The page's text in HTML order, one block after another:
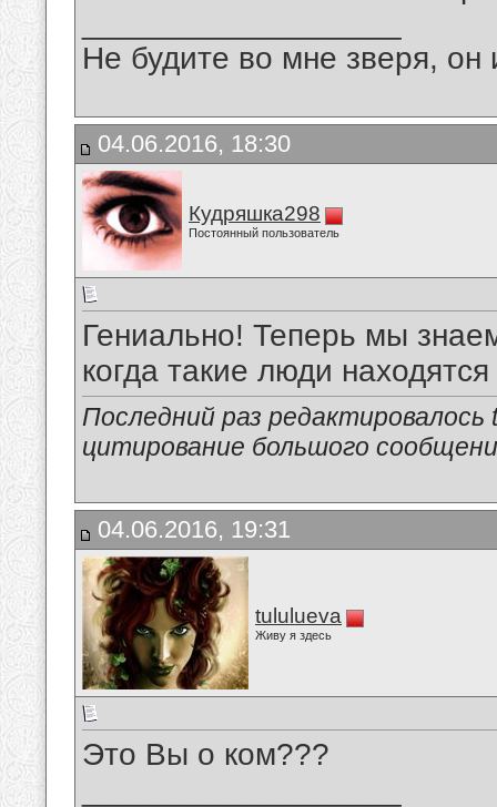
Не будите во мне зверя, он
04.06.2016, 18:30
Кудряшка298
Постоянный пользователь
Гениально! Теперь мы
когда такие люди
Последний раз
цитирование большого
04.06.2016, 19:31
tululueva
Живу я здесь
Это Вы о ком???